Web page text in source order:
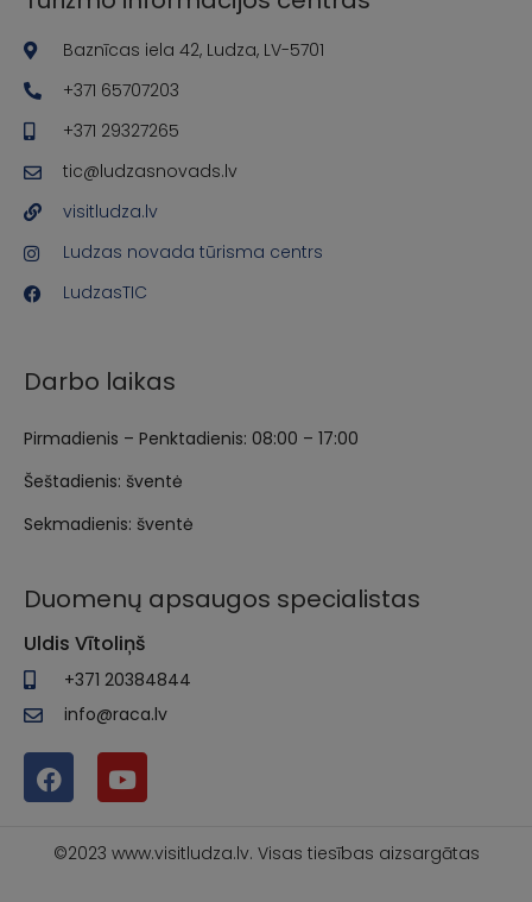
Baznīcas iela 42, Ludza, LV-5701
+371 65707203
+371 29327265
tic@ludzasnovads.lv
visitludza.lv
Ludzas novada tūrisma centrs
LudzasTIC
Darbo laikas
Pirmadienis – Penktadienis: 08:00 – 17:00
Šeštadienis: šventė
Sekmadienis: šventė
Duomenų apsaugos specialistas
Uldis Vītoliņš
+371 20384844
info@raca.lv
©2023 www.visitludza.lv. Visas tiesības aizsargātas